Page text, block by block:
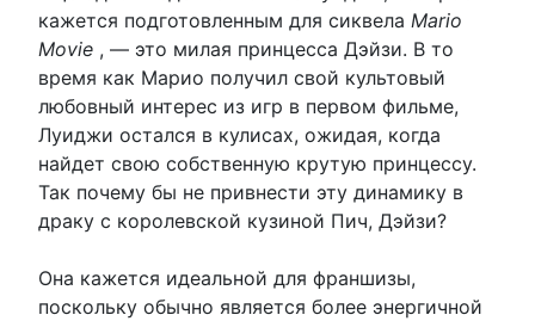
кажется подготовленным для сиквела Mario
Movie , — это милая принцесса Дэйзи. В то
время как Марио получил свой культовый
любовный интерес из игр в первом фильме,
Луиджи остался в кулисах, ожидая, когда
найдет свою собственную крутую принцессу.
Так почему бы не привнести эту динамику в
драку с королевской кузиной Пич, Дэйзи?
Она кажется идеальной для франшизы,
поскольку обычно является более энергичной